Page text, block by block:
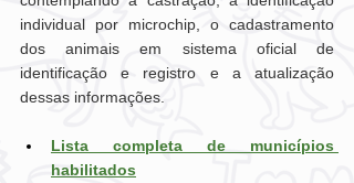
individual por microchip, o cadastramento
dos animais em sistema oficial de
identificação e registro e a atualização
dessas informações.
Lista completa de municípios
habilitados